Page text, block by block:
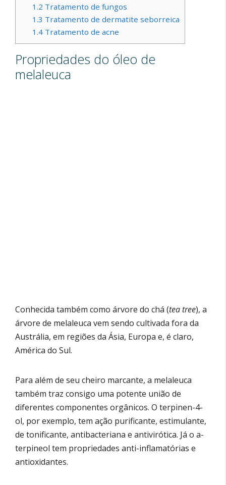
1.2 Tratamento de fungos
1.3 Tratamento de dermatite seborreica
1.4Tratamento de acne
Propriedades do óleo de
melaleuca
Conhecida também como árvore do chá (tea tree), a
árvore de melaleuca vem sendo cultivada fora da
Austrália, em regiões da Ásia, Europa e, é claro,
América do Sul.
Para além de seu cheiro marcante, a melaleuca
também traz consigo uma potente união de
diferentes componentes orgânicos. O terpinen-4-
ol, por exemplo, tem ação purificante, estimulante,
de tonificante, antibacteriana e antivirótica. Já o a-
terpineol tem propriedades anti-inflamatórias e
antioxidantes.